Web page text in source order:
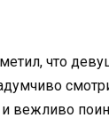
что
и вежливо